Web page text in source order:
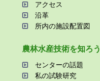
アクセス
沿⾰
所内の施設配置図
農林⽔産技術を知ろう
センターの話題
私の試験研究